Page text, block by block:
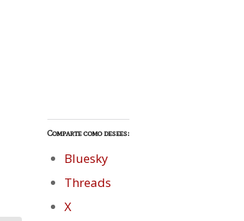
Comparte como desees:
Bluesky
Threads
X